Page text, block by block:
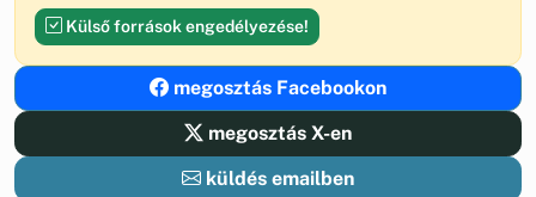
Külső források engedélyezése!
megosztás Facebookon
megosztás X-en
küldés emailben